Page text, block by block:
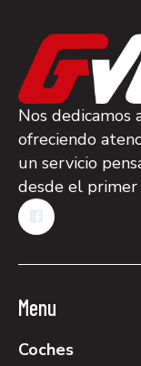
Nos dedicamos
ofreciendo
un servicio
desde el primer
Menu
Coches